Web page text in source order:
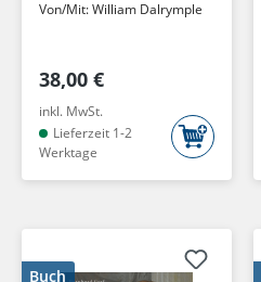
Von/Mit:William Dalrymple
38,00 €
inkl. MwSt.
Lieferzeit 1-2
Werktage
Buch